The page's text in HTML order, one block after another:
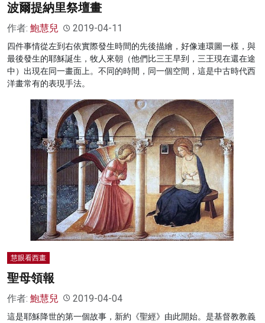
波爾提納里祭壇畫
作者: 鮑慧兒 2019-04-11
四件事情從左到右依實際發生時間的先後描繪，好像連環圖一樣，與
最後發生的耶穌誕生，牧人來朝（他們比三王早到，三王現在還在途
中）出現在同一畫面上。不同的時間，同一個空間，這是中古時代西
洋畫常有的表現手法。
慧眼看西畫
聖母領報
作者: 鮑慧兒 2019-04-04
這是耶穌降世的第一個故事，新約《聖經》由此開始。是基督教教義